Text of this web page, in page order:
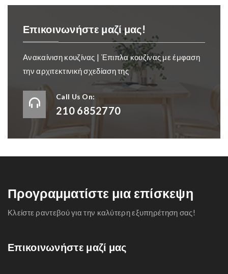
Επικοινωνήστε μαζί μας!
Ανακαίνιση κουζίνας | Έπιπλα κουζίνας με έμφαση
την αρχιτεκτινική σχεδίαση της
Call Us On:
210 6852770
Προγραμματίστε μια επίσκεψη
Κλείστε ραντεβού για την καλύτερη εξυπηρέτηση σας!
Επικοινωνήστε μαζί μας